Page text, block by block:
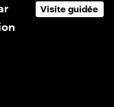
Visite guidée